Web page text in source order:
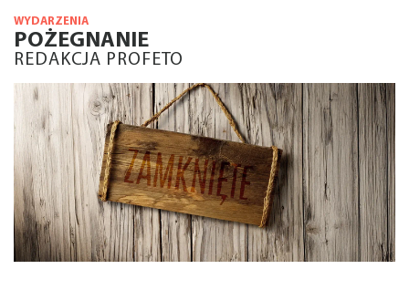
WYDARZENIA
POŻEGNANIE
REDAKCJA PROFETO